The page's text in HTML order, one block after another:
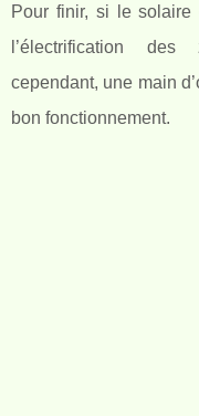
Pour finir, si le
l’électrification
cependant, une main
bon fonctionnement.